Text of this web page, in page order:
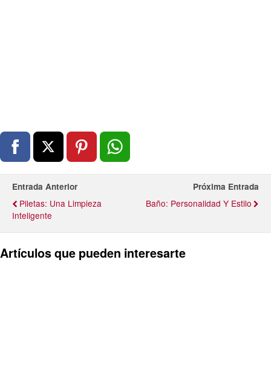
Entrada Anterior
Piletas: Una Limpieza
Inteligente
Próxima Entrada
Baño: Personalidad Y Estilo
Artículos que pueden interesarte